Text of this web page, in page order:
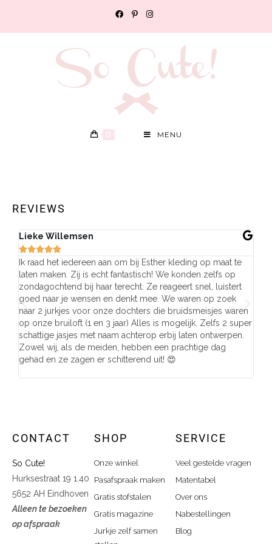
0 MENU
REVIEWS
Lieke Willemsen

Ik raad het iedereen aan om bij Esther kleding op maat te
laten maken. Zij is echt fantastisch! We konden zelfs op
zondagochtend bij haar terecht. Ze reageert snel, luistert
goed naar je wensen en denkt mee. We waren op zoek
naar 2 jurkjes voor onze dochters die bruidsmeisjes waren
op onze bruiloft (1 en 3 jaar) Alles is mogelijk. Zelfs 2 super
schattige jasjes met naam achterop erbij laten ontwerpen.
Zowel wij, als de meiden, hebben een prachtige dag
gehad en ze zagen er schitterend uit! 😍
CONTACT
So Cute!
Hurksestraat 19 1.40
5652 AH Eindhoven
Alleen te bezoeken
op afspraak
SHOP
Onze winkel
Pasafspraak maken
Gratis stofstalen
Gratis magazine
Jurkje zelf samen
SERVICE
Veel gestelde vragen
Matentabel
Over ons
Nabestellingen
Blog